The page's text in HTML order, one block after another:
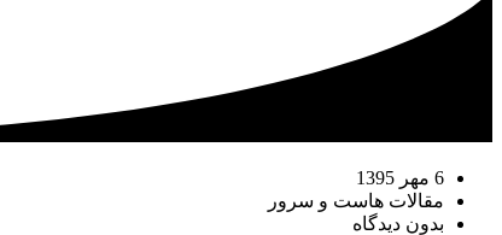
6 مهر 1395
مقالات هاست و سرور
بدون دیدگاه